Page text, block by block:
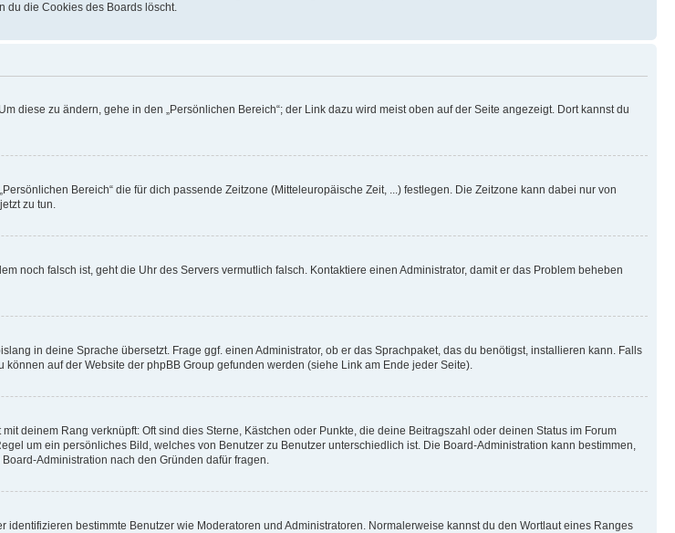
du die Cookies des Boards löscht.
zu ändern, gehe in den „Persönlichen Bereich“; der Link dazu wird meist oben auf der Seite angezeigt. Dort kannst du
Bereich“ die für dich passende Zeitzone (Mitteleuropäische Zeit, ...) festlegen. Die Zeitzone kann dabei nur von
zu tun.
noch falsch ist, geht die Uhr des Servers vermutlich falsch. Kontaktiere einen Administrator, damit er das Problem beheben
in deine Sprache übersetzt. Frage ggf. einen Administrator, ob er das Sprachpaket, das du benötigst, installieren kann. Falls
auf der Website der phpBB Group gefunden werden (siehe Link am Ende jeder Seite).
deinem Rang verknüpft: Oft sind dies Sterne, Kästchen oder Punkte, die deine Beitragszahl oder deinen Status im Forum
um ein persönliches Bild, welches von Benutzer zu Benutzer unterschiedlich ist. Die Board-Administration kann bestimmen,
Administration nach den Gründen dafür fragen.
bestimmte Benutzer wie Moderatoren und Administratoren. Normalerweise kannst du den Wortlaut eines Ranges